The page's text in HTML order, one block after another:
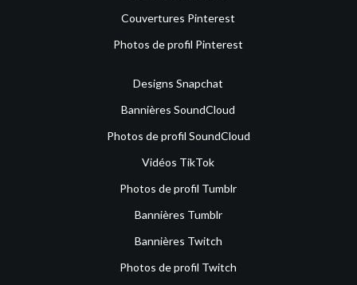
Couvertures Pinterest
Photos de profil Pinterest
Designs Snapchat
Bannières SoundCloud
Photos de profil SoundCloud
Vidéos TikTok
Photos de profil Tumblr
Bannières Tumblr
Bannières Twitch
Photos de profil Twitch